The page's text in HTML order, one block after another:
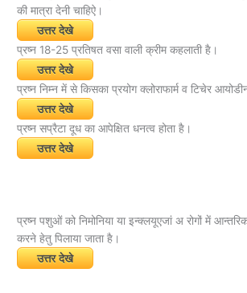
की मात्रा देनी चाहिऐ।
उत्तर देखे
प्रष्न 18-25 प्रतिषत वसा वाली क्रीम कहलाती है।
उत्तर देखे
प्रष्न निम्न में से किसका प्रयोग क्लोराफार्म व टिचेर
उत्तर देखे
प्रष्न सप्रैटा दूध का आपेक्षित धनत्व होता है।
उत्तर देखे
प्रष्न पशुओं को निमोनिया या इन्क्लयूएजां अ रोगों में
करने हेतु पिलाया जाता है।
उत्तर देखे